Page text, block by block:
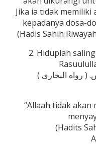
Jika ia tidak memiliki
kepadanya dosa-
(Hadis Sahih
2. Hiduplah
( رواه البخارى )
“Allaah tidak
(Hadits